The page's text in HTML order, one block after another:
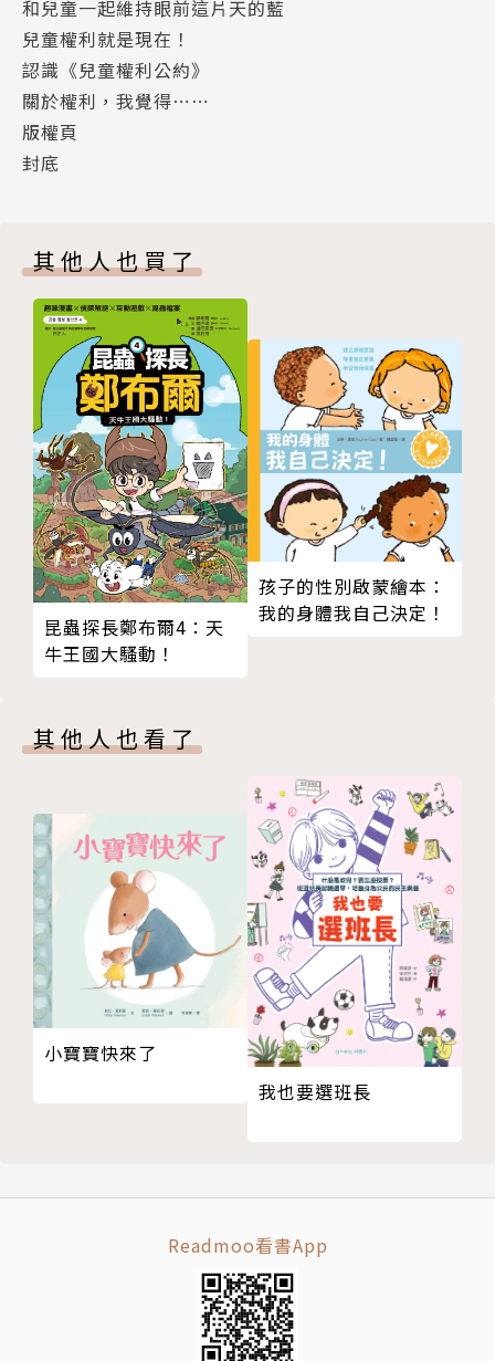
阿朗‧賽赫 Alain Serres
一九五六年出生於法國。曾任幼兒園教師，因為孩子們
給他的靈感，他為孩子創作的作品已超過一百冊。他也
是本書原出版社Rue du Monde的創辦人，他希望出
版更多讓孩子能思辨和啟發想像力的書。
奧黑莉婭．馮媞 Aurélia Fronty
品，因常於非洲、亞洲和中南美洲旅行，作品色彩鮮豔
譯者簡介 |
陳怡潔
輔大法文系畢業，在零售業及高科技業工作了十年後，
終於如願回到法國當學生，並取得阿爾圖瓦大學跨文化
協商碩士學位。目前隱居鄉間，以教授美語及翻譯為
業。期許自己成為一個傾聽學生心聲的老師，協助孩子
們發現各自的獨特性，認同並珍惜自己生長的土地。常
常被孩子們的叛逆挑戰脆弱的神經，但總會被他們的微
笑融化。譯作有《奶奶只是想睡覺》、《聽不見的聲
音》、《不要！我不要！》等。
和兒童一起維持眼前這片天的藍
兒童權利就是現在！
認識《兒童權利公約》
關於權利，我覺得⋯⋯
版權頁
封底
其他人也買了
昆蟲探長鄭布爾4：天
牛王國大騷動！
孩子的性別啟蒙繪本：
我的身體我自己決定！
其他人也看了
小寶寶快來了
我也要選班長
Readmoo看書App